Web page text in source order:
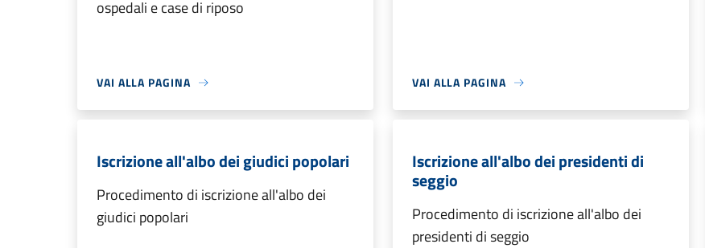
ospedali e case di riposo
VAI ALLA PAGINA VAI ALLA PAGINA
Iscrizione all'albo dei giudici popolari
Procedimento di iscrizione all'albo dei
giudici popolari
Iscrizione all'albo dei presidenti di
seggio
Procedimento di iscrizione all'albo dei
presidenti di seggio